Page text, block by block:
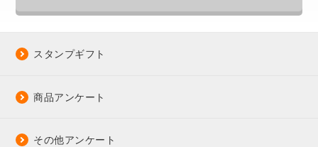
スタンプギフト
商品アンケート
その他アンケート